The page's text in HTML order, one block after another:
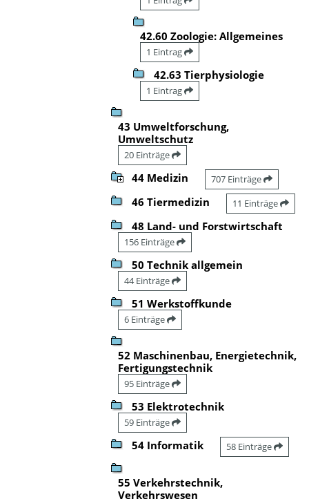
42.60 Zoologie: Allgemeines
1 Eintrag
42.63 Tierphysiologie
1 Eintrag
43 Umweltforschung,
Umweltschutz
20 Einträge
44 Medizin 707 Einträge
46 Tiermedizin 11 Einträge
48 Land- und Forstwirtschaft
156 Einträge
50 Technik allgemein
44 Einträge
51 Werkstoffkunde
6 Einträge
52 Maschinenbau, Energietechnik,
Fertigungstechnik
95 Einträge
53 Elektrotechnik
59 Einträge
54 Informatik 58 Einträge
55 Verkehrstechnik,
Verkehrswesen